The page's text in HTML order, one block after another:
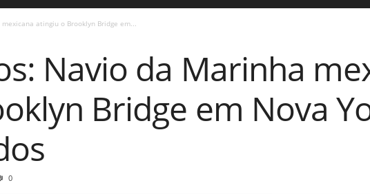
atingiu o Brooklyn Bridge em...
Navio da Marinha
Bridge em Nova
0